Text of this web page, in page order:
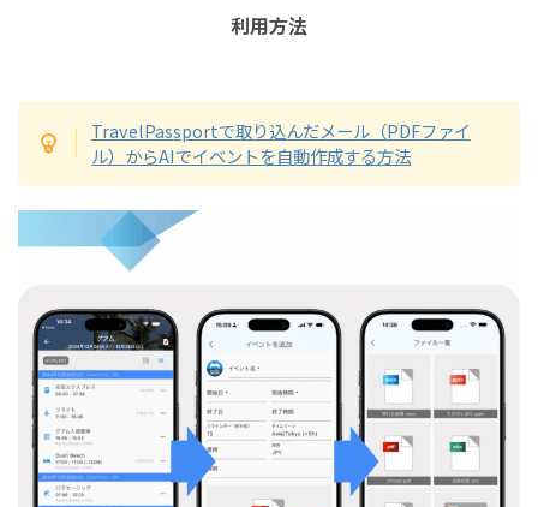
利用方法
TravelPassportで取り込んだメール（PDFファイ
ル）からAIでイベントを自動作成する方法